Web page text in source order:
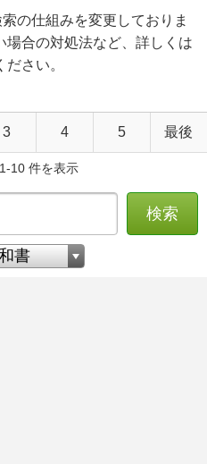
の仕組みを変更しておりま
合の対処法など、詳しくは
ださい。
3 4 5 最後
10 件を表示
検索